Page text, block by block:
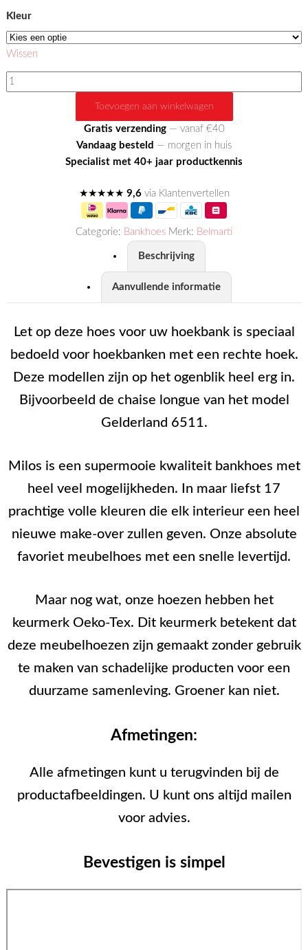
Kleur
Wissen
Milos
Rechts
Toevoegen aan winkelwagen
Gratis verzending— vanaf €40
Vandaag besteld — morgen in huis
Specialist met 40+ jaar productkennis
★★★★★ 9,6via Klantenvertellen
Categorie: Bankhoes Merk: Belmarti
Beschrijving
Aanvullende informatie
Let op deze hoes voor uw hoekbank is speciaal
bedoeld voor hoekbanken met een rechte hoek.
Deze modellen zijn op het ogenblik heel erg in.
Bijvoorbeeld de chaise longue van het model
Gelderland 6511.
Milos is een supermooie kwaliteit bankhoes met
heel veel mogelijkheden. In maar liefst 17
prachtige volle kleuren die elk interieur een heel
nieuwe make-over zullen geven. Onze absolute
favoriet meubelhoes met een snelle levertijd.
Maar nog wat, onze hoezen hebben het
keurmerk Oeko-Tex. Dit keurmerk betekent dat
deze meubelhoezen zijn gemaakt zonder gebruik
te maken van schadelijke producten voor een
duurzame samenleving. Groener kan niet.
Afmetingen:
Alle afmetingen kunt u terugvinden bij de
productafbeeldingen. U kunt ons altijd mailen
voor advies.
Bevestigen is simpel